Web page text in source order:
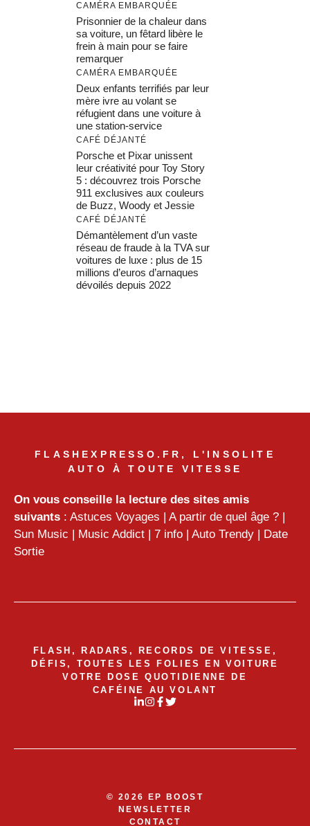
CAMÉRA EMBARQUÉE
Prisonnier de la chaleur dans
sa voiture, un fêtard libère le
frein à main pour se faire
remarquer
CAMÉRA EMBARQUÉE
Deux enfants terrifiés par leur
mère ivre au volant se
réfugient dans une voiture à
une station-service
CAFÉ DÉJANTÉ
Porsche et Pixar unissent
leur créativité pour Toy Story
5 : découvrez trois Porsche
911 exclusives aux couleurs
de Buzz, Woody et Jessie
CAFÉ DÉJANTÉ
Démantèlement d’un vaste
réseau de fraude à la TVA sur
voitures de luxe : plus de 15
millions d’euros d’arnaques
dévoilés depuis 2022
FLASHEXPRESSO.FR, L'INSOLITE
AUTO À TOUTE VITESSE
On vous conseille la lecture des sites amis
suivants : Astuces Voyages | A partir de quel âge ? |
Sun Music | Music Addict | 7 info | Auto Trendy | Date
Sortie
FLASH, RADARS, RECORDS DE VITESSE,
DÉFIS, TOUTES LES FOLIES EN VOITURE
VOTRE DOSE QUOTIDIENNE DE
CAFÉINE AU VOLANT
© 2026 EP BOOST
NEWSLETTER
CONTACT